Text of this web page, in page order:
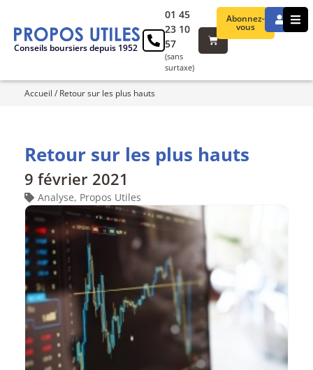
Conseils boursiers depuis 1952
Abonnez-
vous
01 45
23 10
57
(sans
surtaxe)
Accueil / Retour sur les plus hauts
Retour sur les plus hauts
9 février 2021
Analyse, Propos Utiles